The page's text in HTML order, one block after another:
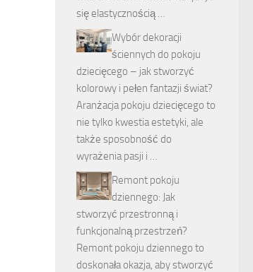
się elastycznością …
Wybór dekoracji
ściennych do pokoju
dziecięcego – jak stworzyć
kolorowy i pełen fantazji świat?
Aranżacja pokoju dziecięcego to
nie tylko kwestia estetyki, ale
także sposobność do
wyrażenia pasji i …
Remont pokoju
dziennego: Jak
stworzyć przestronną i
funkcjonalną przestrzeń?
Remont pokoju dziennego to
doskonała okazja, aby stworzyć